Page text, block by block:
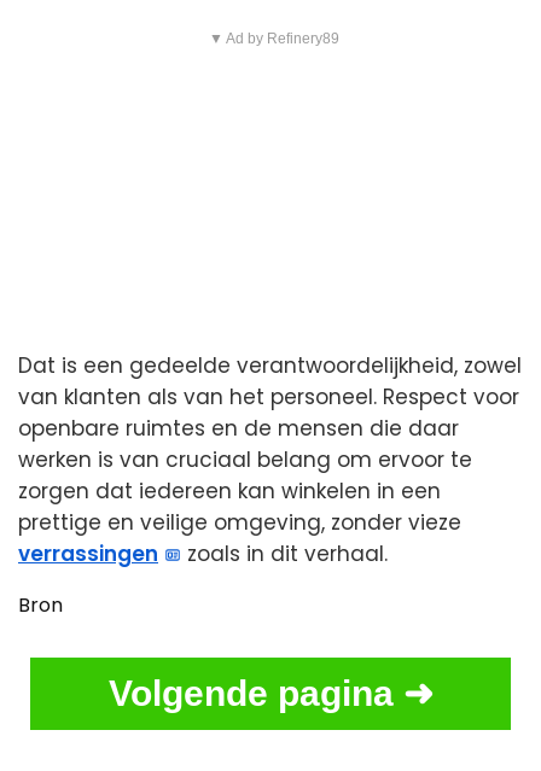
▼ Ad by Refinery89
Dat is een gedeelde verantwoordelijkheid, zowel
van klanten als van het personeel. Respect voor
openbare ruimtes en de mensen die daar
werken is van cruciaal belang om ervoor te
zorgen dat iedereen kan winkelen in een
prettige en veilige omgeving, zonder vieze
verrassingen
zoals in dit verhaal.
Bron
Volgende pagina ➜